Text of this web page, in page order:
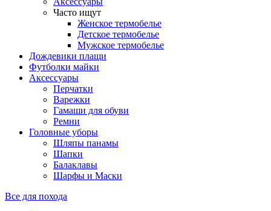
Часто ищут
Женское термобелье
Детское термобелье
Мужское термобелье
Дождевики плащи
Футболки майки
Аксессуары
Перчатки
Варежки
Гамаши для обуви
Ремни
Головные уборы
Шляпы панамы
Шапки
Балаклавы
Шарфы и Маски
Все для похода